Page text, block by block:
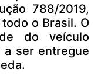
788/2019,
o Brasil. O
do veículo
a ser entregue